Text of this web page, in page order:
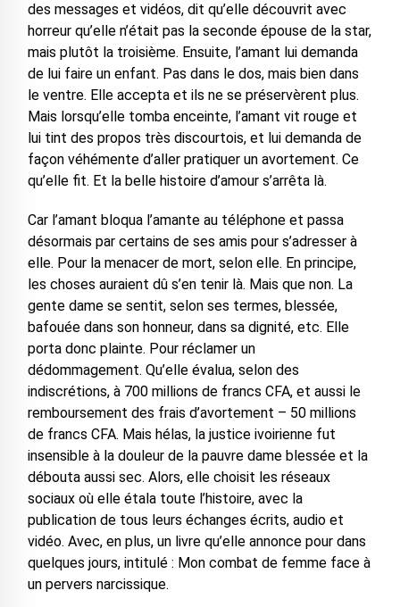
des messages et vidéos, dit qu’elle découvrit avec
horreur qu’elle n’était pas la seconde épouse de la star,
mais plutôt la troisième. Ensuite, l’amant lui demanda
de lui faire un enfant. Pas dans le dos, mais bien dans
le ventre. Elle accepta et ils ne se préservèrent plus.
Mais lorsqu’elle tomba enceinte, l’amant vit rouge et
lui tint des propos très discourtois, et lui demanda de
façon véhémente d’aller pratiquer un avortement. Ce
qu’elle fit. Et la belle histoire d’amour s’arrêta là.
Car l’amant bloqua l’amante au téléphone et passa
désormais par certains de ses amis pour s’adresser à
elle. Pour la menacer de mort, selon elle. En principe,
les choses auraient dû s’en tenir là. Mais que non. La
gente dame se sentit, selon ses termes, blessée,
bafouée dans son honneur, dans sa dignité, etc. Elle
porta donc plainte. Pour réclamer un
dédommagement. Qu’elle évalua, selon des
indiscrétions, à 700 millions de francs CFA, et aussi le
remboursement des frais d’avortement – 50 millions
de francs CFA. Mais hélas, la justice ivoirienne fut
insensible à la douleur de la pauvre dame blessée et la
débouta aussi sec. Alors, elle choisit les réseaux
sociaux où elle étala toute l’histoire, avec la
publication de tous leurs échanges écrits, audio et
vidéo. Avec, en plus, un livre qu’elle annonce pour dans
quelques jours, intitulé : Mon combat de femme face à
un pervers narcissique.